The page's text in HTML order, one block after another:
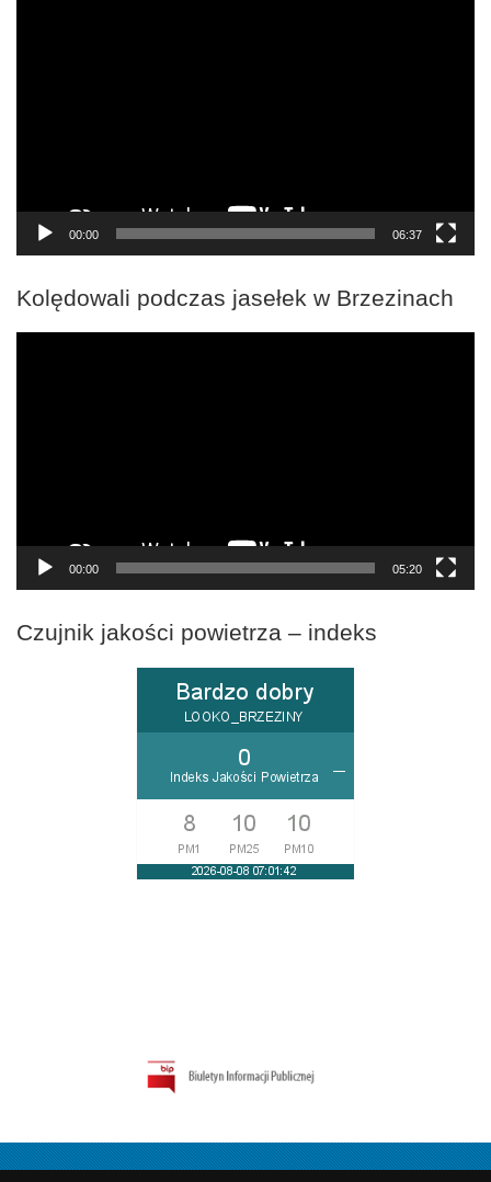
00:00 06:37
Kolędowali podczas jasełek w Brzezinach
00:00 05:20
Czujnik jakości powietrza – indeks